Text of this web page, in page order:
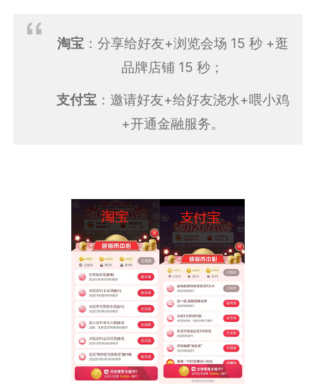
淘宝：分享给好友+浏览会场 15 秒 +逛
品牌店铺 15 秒；
支付宝：邀请好友+给好友浇水+喂小鸡
+开通金融服务。